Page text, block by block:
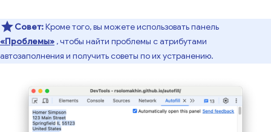
Совет:Кроме того, вы можете использовать панель
«Проблемы» , чтобы найти проблемы с атрибутами
автозаполнения и получить советы по их устранению.